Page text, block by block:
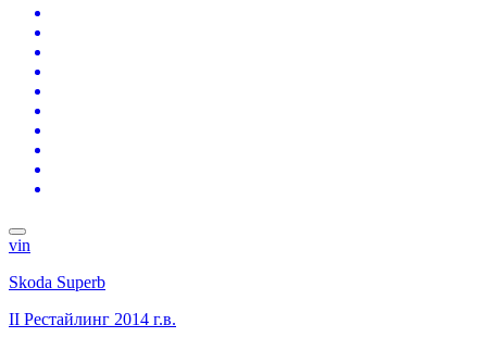
vin
Skoda Superb
II Рестайлинг 2014 г.в.